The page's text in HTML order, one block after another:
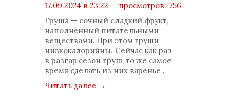
17.09.2024 в 23:22
просмотров: 756
комментариев: 0
Груша — сочный сладкий фрукт,
наполненный питательными
веществами. При этом груши
низкокалорийны. Сейчас как раз
в разгар сезон груш, то же самое
время сделать из них варенье .
Читать далее →